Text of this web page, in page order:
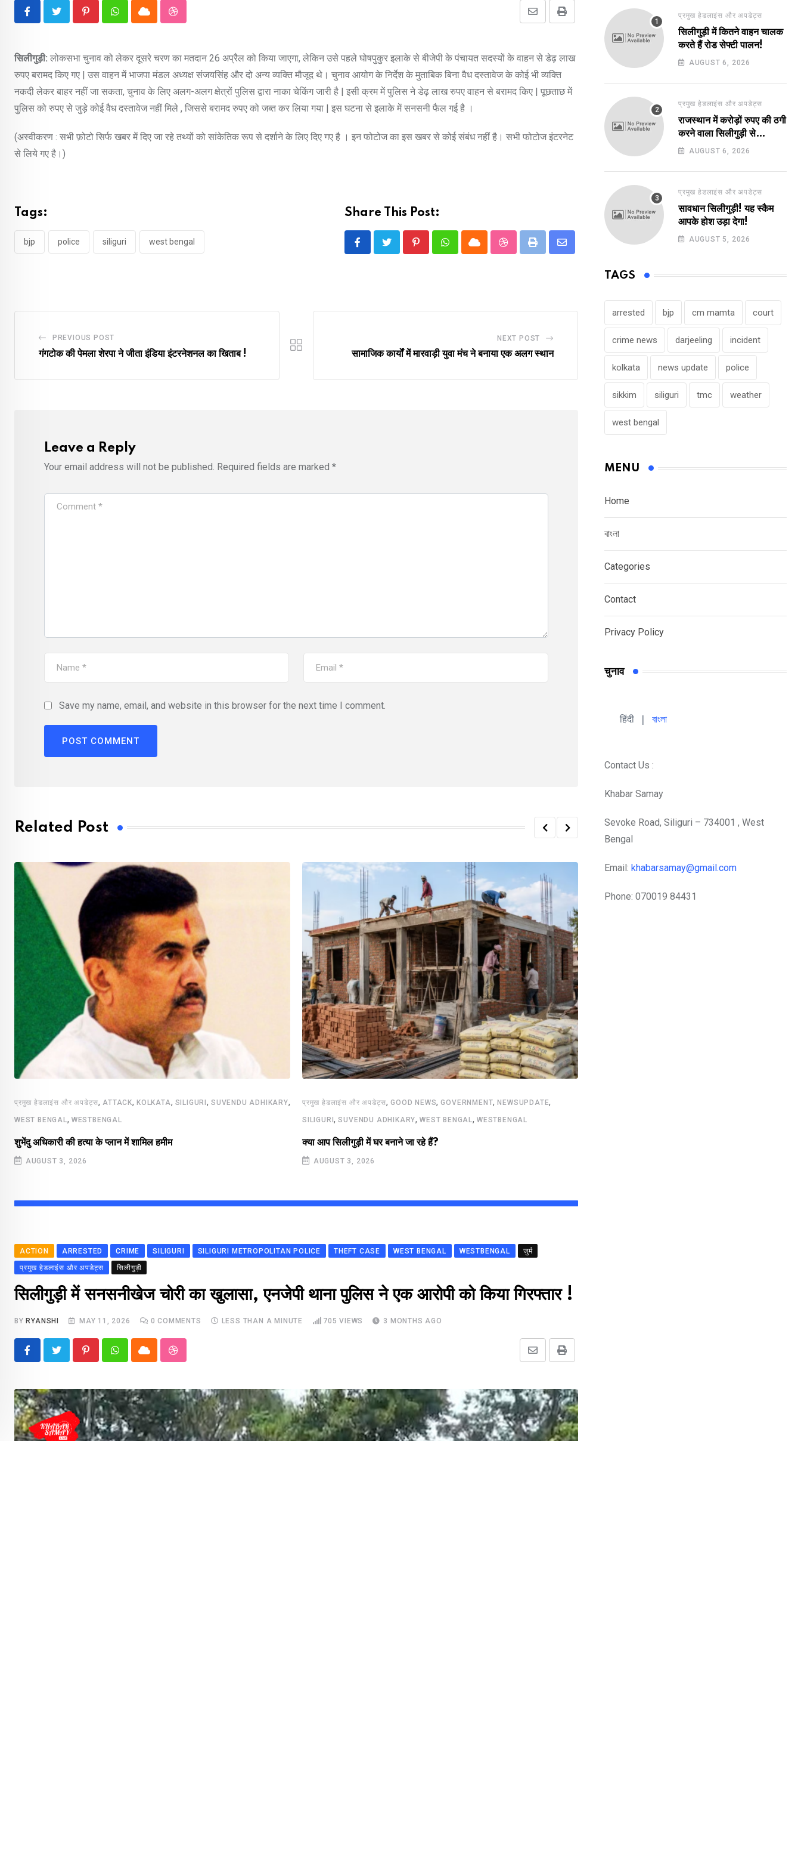
PinterestWhatsappCloud StumbleUpon Print
Share
Email
सिलीगुड़ी: लोकसभा चुनाव को लेकर दूसरे चरण का मतदान 26 अप्रैल को किया जाएगा, लेकिन उसे पहले घोषपुकुर इलाके से बीजेपी के पंचायत सदस्यों के वाहन से डेढ़ लाख
रुपए बरामद किए गए | उस वाहन में भाजपा मंडल अध्यक्ष संजयसिंह और दो अन्य व्यक्ति मौजूद थे। चुनाव आयोग के निर्देश के मुताबिक बिना वैध दस्तावेज के कोई भी व्यक्ति
नकदी लेकर बाहर नहीं जा सकता, चुनाव के लिए अलग-अलग क्षेत्रों पुलिस द्वारा नाका चेकिंग जारी है | इसी क्रम में पुलिस ने डेढ़ लाख रुपए वाहन से बरामद किए | पूछताछ में
पुलिस को रुपए से जुड़े कोई वैध दस्तावेज नहीं मिले , जिससे बरामद रुपए को जब्त कर लिया गया | इस घटना से इलाके में सनसनी फैल गई है ।
(अस्वीकरण : सभी फ़ोटो सिर्फ खबर में दिए जा रहे तथ्यों को सांकेतिक रूप से दर्शाने के लिए दिए गए है । इन फोटोज का इस खबर से कोई संबंध नहीं है। सभी फोटोज इंटरनेट
से लिये गए है।)
Tags:
bjp police siliguri west bengal
Share This Post:
PinterestWhatsappCloud StumbleUpon
Print
Share
PREVIOUS POST
गंगटोक की पेमला शेरपा ने जीता इंडिया इंटरनेशनल का खिताब !
NEXT POST
सामाजिक कार्यों में मारवाड़ी युवा मंच ने बनाया एक अलग स्थान
Leave a Reply
Your email address will not be published. Required fields are marked *
Save my name, email, and website in this browser for the next time I comment.
Related Post
प्रमुख हेडलाइंस और अपडेट्स, ATTACK,KOLKATA, SILIGURI,SUVENDU ADHIKARY,
WEST BENGAL , WESTBENGAL
शुभेंदु अधिकारी की हत्या के प्लान में शामिल हमीम
AUGUST 3, 2026
प्रमुख हेडलाइंस और अपडेट्स,GOOD NEWS,GOVERNMENT,NEWSUPDATE,
SILIGURI,SUVENDU ADHIKARY,WEST BENGAL,WESTBENGAL
क्या आप सिलीगुड़ी में घर बनाने जा रहे हैं?
AUGUST 3, 2026
ACTION ARRESTED CRIME SILIGURI SILIGURI METROPOLITAN POLICE THEFT CASE WEST BENGAL WESTBENGAL
जुर्म
प्रमुख हेडलाइंस और अपडेट्स
सिलीगुड़ी
सिलीगुड़ी में सनसनीखेज चोरी का खुलासा, एनजेपी थाना पुलिस ने एक आरोपी को किया गिरफ्तार !
BYRYANSHI MAY 11, 2026 0 COMMENTS LESS THAN A MINUTE 705 VIEWS 3 MONTHS AGO
PinterestWhatsappCloud StumbleUpon Print
Share
Email
प्रमुख हेडलाइंस और अपडेट्स
सिलीगुड़ी में कितने वाहन चालक
करते हैं रोड सेफ्टी पालन!
AUGUST 6, 2026
प्रमुख हेडलाइंस और अपडेट्स
राजस्थान में करोड़ों रुपए की ठगी
करने वाला सिलीगुड़ी से
गिरफ्तार!
AUGUST 6, 2026
प्रमुख हेडलाइंस और अपडेट्स
सावधान सिलीगुड़ी! यह स्कैम
आपके होश उड़ा देगा!
AUGUST 5, 2026
TAGS
arrested bjp cm mamta court
crime news darjeeling incident
kolkata news update police
sikkim siliguri tmc weather
west bengal
MENU
Home
বাংলা
Categories
Contact
Privacy Policy
चुनाव
हिंदी | বাংলা
Contact Us :
Khabar Samay
Sevoke Road, Siliguri – 734001 , West
Bengal
Email: khabarsamay@gmail.com
Phone: 070019 84431